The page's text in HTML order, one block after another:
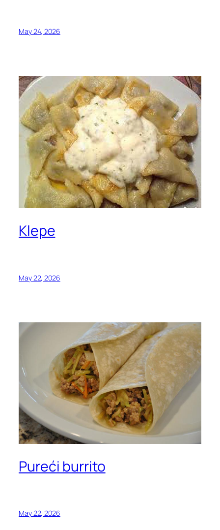
May 24, 2026
Klepe
May 22, 2026
Pureći burrito
May 22, 2026